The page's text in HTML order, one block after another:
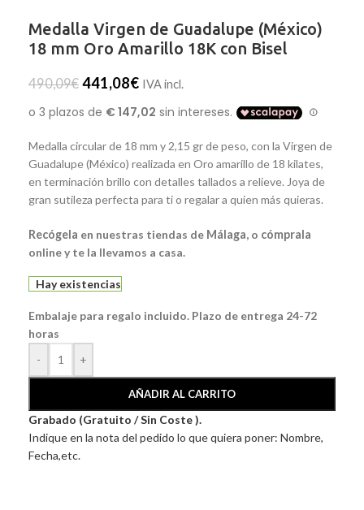
Medalla Virgen de Guadalupe (México)
18 mm Oro Amarillo 18K con Bisel
490,09€ 441,08€ IVA incl.
Medalla circular de 18 mm y 2,15 gr de peso, con la Virgen de
Guadalupe (México) realizada en Oro amarillo de 18 kilates,
en terminación brillo con detalles tallados a relieve. Joya de
gran sutileza perfecta para ti o regalar a quien más quieras.
Recógela en nuestras tiendas de Málaga, o cómprala
online y te la llevamos a casa.
Hay existencias
Embalaje para regalo incluido. Plazo de entrega 24-72
horas
-
+
AÑADIR AL CARRITO
Grabado (Gratuito / Sin Coste ).
Indique en la nota del pedido lo que quiera poner: Nombre,
Fecha,etc.